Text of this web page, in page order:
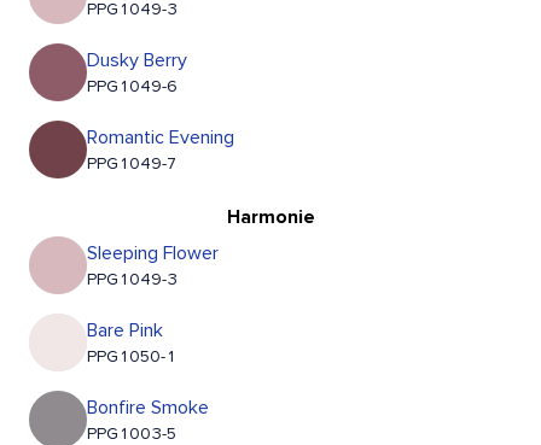
PPG1049-3
Dusky Berry
PPG1049-6
Romantic Evening
PPG1049-7
Harmonie
Sleeping Flower
PPG1049-3
Bare Pink
PPG1050-1
Bonfire Smoke
PPG1003-5